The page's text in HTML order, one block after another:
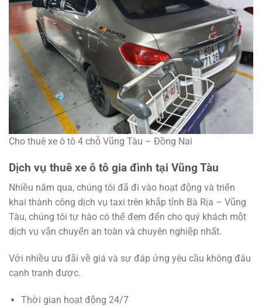
Cho thuê xe ô tô 4 chỗ Vũng Tàu – Đồng Nai
Dịch vụ thuê xe ô tô gia đình tại Vũng Tàu
Nhiều năm qua, chúng tôi đã đi vào hoạt động và triển
khai thành công dịch vụ taxi trên khắp tỉnh Bà Rịa – Vũng
Tàu, chúng tôi tự hào có thể đem đến cho quý khách một
dịch vụ vận chuyển an toàn và chuyên nghiệp nhất.
Với nhiều ưu đãi về giá và sự đáp ứng yêu cầu không đâu
cạnh tranh được.
Thời gian hoạt động 24/7